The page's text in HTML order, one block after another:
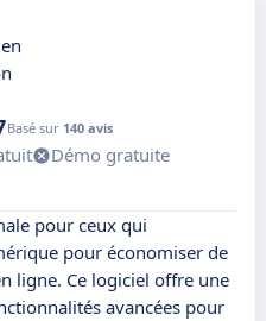
Basé sur 140 avis
Démo gratuite
pour ceux qui
pour économiser de
ligne. Ce logiciel offre une
avancées pour